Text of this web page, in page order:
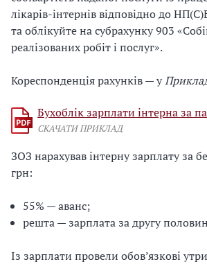
лікарів-інтернів відповідно до
та облікуйте на субрахунку 903
реалізованих робіт і послуг».
Кореспонденція рахунків — у
Бухоблік зарплати інтерна за
СКАЧАТИ ПРИКЛАД
ЗОЗ нарахував інтерну зарплату за
грн:
55% — аванс;
решта — зарплата за другу
Із зарплати провели обов’язкові